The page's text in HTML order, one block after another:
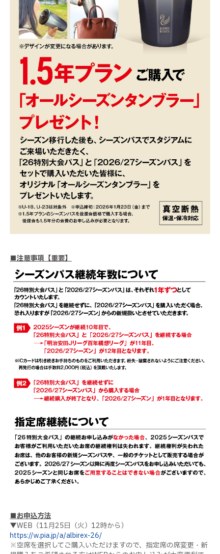
■注意事項【重要】
■お申込方法
▼WEB（11月25日（火）12時から）
https://w.pia.jp/a/albirex-26/
※空席を選択してご購入いただけますので、指定席の席変更・新